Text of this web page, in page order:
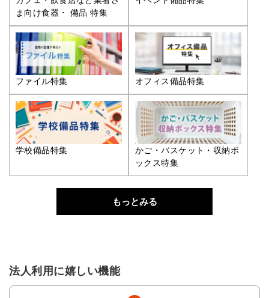
ま向け食器・ 備品 特集
ファイル特集 オフィス備品特集
学校備品特集
かご・バスケット・収納ボ
ックス特集
もっとみる
法人利用に嬉しい機能